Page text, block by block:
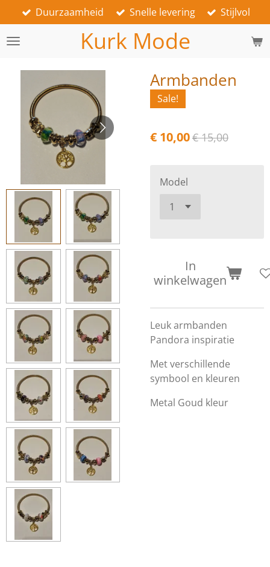
direct
naar
hoofdinhoud
Kurk Mode
Duurzaamheid Snelle levering Stijlvol
Armbanden
Sale!
€ 10,00€ 15,00
Model
In
winkelwagen
Leuk armbanden
Pandora inspiratie
Met verschillende
symbool en kleuren
Metal Goud kleur